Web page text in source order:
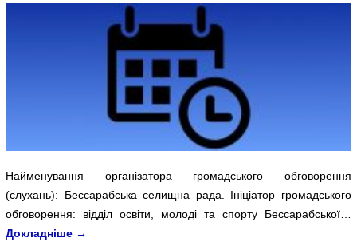
Найменування організатора громадського обговорення
(слухань): Бессарабська селищна рада. Ініціатор громадського
обговорення: відділ освіти, молоді та спорту Бессарабської…
Докладніше →